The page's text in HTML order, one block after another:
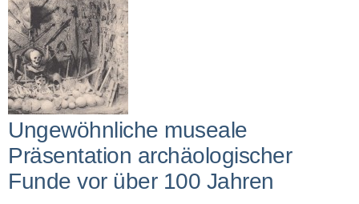
Ungewöhnliche museale
Präsentation archäologischer
Funde vor über 100 Jahren